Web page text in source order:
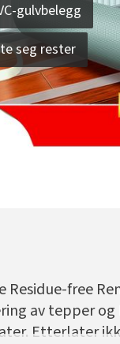
gulvbelegg
seg rester
Residue-free
av tepper og
Etterlater